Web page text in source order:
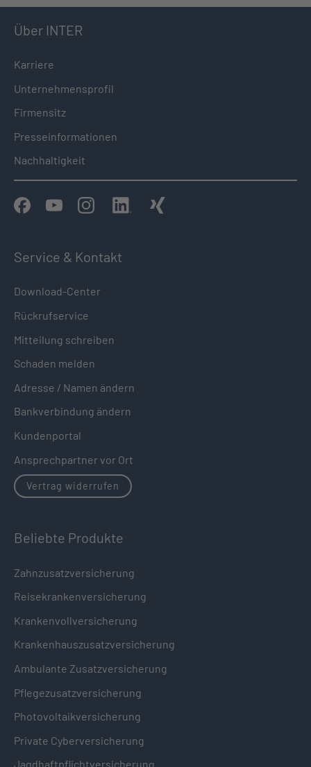
Über INTER
Karriere
Unternehmensprofil
Firmensitz
Presseinformationen
Nachhaltigkeit
Service & Kontakt
Download-Center
Rückrufservice
Mitteilung schreiben
Schaden melden
Adresse / Namen ändern
Bankverbindung ändern
Kundenportal
Ansprechpartner vor Ort
Vertrag widerrufen
Beliebte Produkte
Zahnzusatzversicherung
Reisekrankenversicherung
Krankenvollversicherung
Krankenhauszusatzversicherung
Ambulante Zusatzversicherung
Pflegezusatzversicherung
Photovoltaikversicherung
Private Cyberversicherung
Jagdhaftpflichtversicherung